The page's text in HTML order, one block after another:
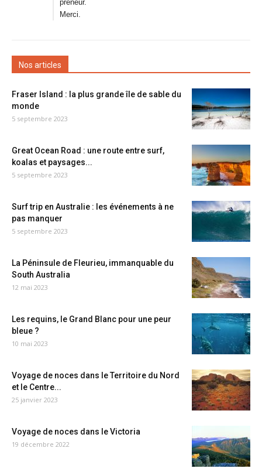
preneur.
Merci.
Nos articles
Fraser Island : la plus grande île de sable du
monde
5 septembre 2023
Great Ocean Road : une route entre surf,
koalas et paysages...
5 septembre 2023
Surf trip en Australie : les événements à ne
pas manquer
5 septembre 2023
La Péninsule de Fleurieu, immanquable du
South Australia
12 mai 2023
Les requins, le Grand Blanc pour une peur
bleue ?
10 mai 2023
Voyage de noces dans le Territoire du Nord
et le Centre...
25 janvier 2023
Voyage de noces dans le Victoria
19 décembre 2022